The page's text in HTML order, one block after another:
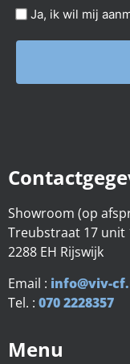
Ja, ik wil mij
Showroom (op
Treubstraat 17 unit
2288 EH Rijswijk
Email : info@viv-
Tel. : 070 2228357
Menu